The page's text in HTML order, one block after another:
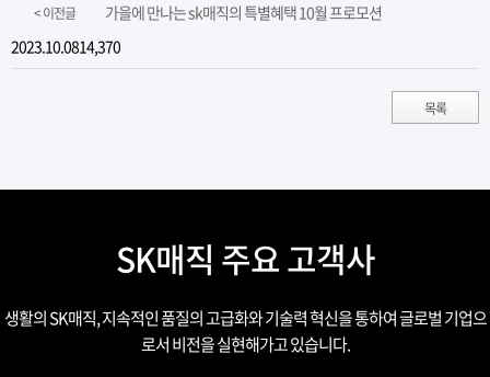
< 이전글
가을에 만나는 sk매직의 특별혜택 10월 프로모션
2023.10.0814,370
목록
SK매직 주요 고객사
생활의 SK매직, 지속적인 품질의 고급화와 기술력 혁신을 통하여 글로벌 기업으
로서 비전을 실현해가고 있습니다.